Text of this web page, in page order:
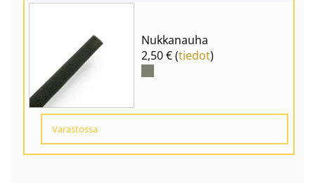
Nukkanauha
2,50 € (tiedot)
Varastossa